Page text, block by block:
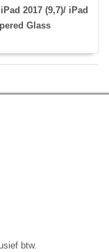
2017 (9,7)/ iPad
Glass
btw.